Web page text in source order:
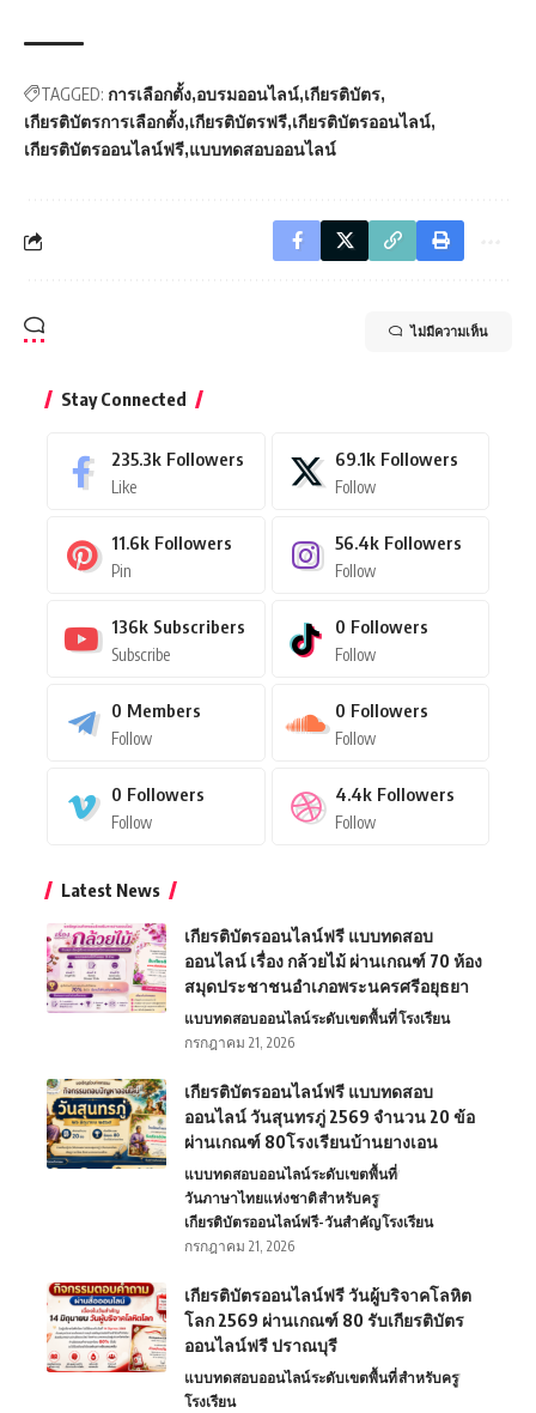
TAGGED: การเลือกตั้ง อบรมออนไลน์ เกียรติบัตร
เกียรติบัตรการเลือกตั้ง เกียรติบัตรฟรี เกียรติบัตรออนไลน์
เกียรติบัตรออนไลน์ฟรี แบบทดสอบออนไลน์
ไม่มีความเห็น
Stay Connected
235.3k Followers
Like
69.1k Followers
Follow
11.6k Followers
Pin
56.4k Followers
Follow
136k Subscribers
Subscribe
0 Followers
Follow
0 Members
Follow
0 Followers
Follow
0 Followers
Follow
4.4k Followers
Follow
Latest News
เกียรติบัตรออนไลน์ฟรี แบบทดสอบ
ออนไลน์ เรื่อง กล้วยไม้ ผ่านเกณฑ์ 70 ห้อง
สมุดประชาชนอำเภอพระนครศรีอยุธยา
แบบทดสอบออนไลน์ระดับเขตพื้นที่โรงเรียน
กรกฎาคม 21, 2026
เกียรติบัตรออนไลน์ฟรี แบบทดสอบ
ออนไลน์ วันสุนทรภู่ 2569 จำนวน 20 ข้อ
ผ่านเกณฑ์ 80โรงเรียนบ้านยางเอน
แบบทดสอบออนไลน์ระดับเขตพื้นที่
วันภาษาไทยแห่งชาติสำหรับครู
เกียรติบัตรออนไลน์ฟรี-วันสำคัญโรงเรียน
กรกฎาคม 21, 2026
เกียรติบัตรออนไลน์ฟรี วันผู้บริจาคโลหิต
โลก 2569 ผ่านเกณฑ์ 80 รับเกียรติบัตร
ออนไลน์ฟรี ปราณบุรี
แบบทดสอบออนไลน์ระดับเขตพื้นที่สำหรับครู
โรงเรียน